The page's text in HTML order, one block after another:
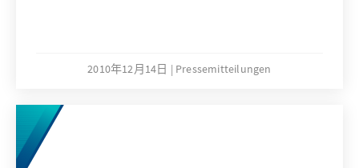
2010年12月14日 Pressemitteilungen